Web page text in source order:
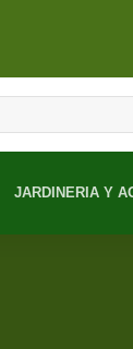
JARDINERIA Y